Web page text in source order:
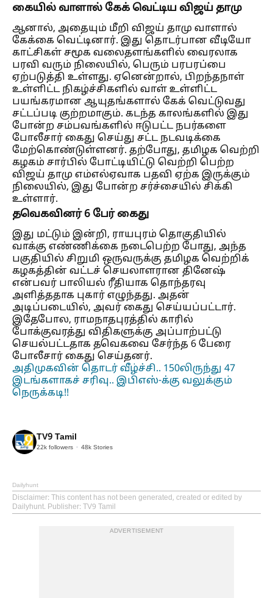
கையில் வாளால் கேக் வெட்டிய விஜய் தாமு
ஆனால், அதையும் மீறி விஜய் தாமு வாளால்
கேக்கை வெட்டினார். இது தொடர்பான வீடியோ
காட்சிகள் சமூக வலைதளங்களில் வைரலாக
பரவி வரும் நிலையில், பெரும் பரபரப்பை
ஏற்படுத்தி உள்ளது. ஏனென்றால், பிறந்தநாள்
உள்ளிட்ட நிகழ்ச்சிகளில் வாள் உள்ளிட்ட
பயங்கரமான ஆயுதங்களால் கேக் வெட்டுவது
சட்டப்படி குற்றமாகும். கடந்த காலங்களில் இது
போன்ற சம்பவங்களில் ஈடுபட்ட நபர்களை
போலீசார் கைது செய்து சட்ட நடவடிக்கை
மேற்கொண்டுள்ளனர். தற்போது, தமிழக வெற்றி
கழகம் சார்பில் போட்டியிட்டு வெற்றி பெற்ற
விஜய் தாமு எம்எல்ஏவாக பதவி ஏற்க இருக்கும்
நிலையில், இது போன்ற சர்ச்சையில் சிக்கி
உள்ளார்.
தவெகவினர் 6 பேர் கைது
இது மட்டும் இன்றி, ராயபுரம் தொகுதியில்
வாக்கு எண்ணிக்கை நடைபெற்ற போது, அந்த
பகுதியில் சிறுமி ஒருவருக்கு தமிழக வெற்றிக்
கழகத்தின் வட்டச் செயலாளரான தினேஷ்
என்பவர் பாலியல் ரீதியாக தொந்தரவு
அளித்ததாக புகார் எழுந்தது. அதன்
அடிப்படையில், அவர் கைது செய்யப்பட்டார்.
இதேபோல, ராமநாதபுரத்தில் காரில்
போக்குவரத்து விதிகளுக்கு அப்பாற்பட்டு
செயல்பட்டதாக தவெகவை சேர்ந்த 6 பேரை
போலீசார் கைது செய்தனர்.
அதிமுகவின் தொடர் வீழ்ச்சி.. 150லிருந்து 47
இடங்களாகச் சரிவு.. இபிஎஸ்-க்கு வலுக்கும்
நெருக்கடி!!
TV9 Tamil
22k followers 48k Stories
Dailyhunt
Disclaimer: This content has not been generated, created or edited by
Dailyhunt. Publisher: TV9 Tamil
ADVERTISEMENT